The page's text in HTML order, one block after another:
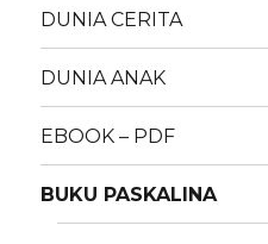
DUNIA CERITA
DUNIA ANAK
EBOOK – PDF
BUKU PASKALINA